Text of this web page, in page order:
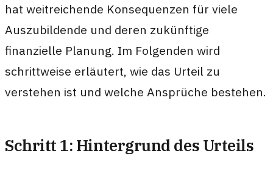
hat weitreichende Konsequenzen für viele
Auszubildende und deren zukünftige
finanzielle Planung. Im Folgenden wird
schrittweise erläutert, wie das Urteil zu
verstehen ist und welche Ansprüche bestehen.
Schritt 1: Hintergrund des Urteils